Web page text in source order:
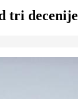
tri decenije